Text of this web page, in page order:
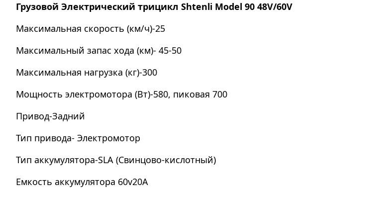
Грузовой Электрический трицикл Shtenli Model 90 48V/60V
Максимальная скорость (км/ч)-25
Максимальный запас хода (км)- 45-50
Максимальная нагрузка (кг)-300
Мощность электромотора (Вт)-580, пиковая 700
Привод-Задний
Тип привода- Электромотор
Тип аккумулятора-SLA (Свинцово-кислотный)
Емкость аккумулятора 60v20A